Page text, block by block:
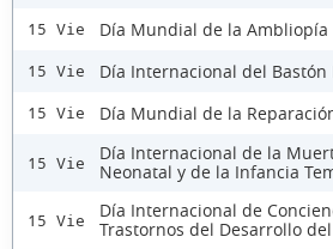
15 Vie Día Mundial de la Ambliopía
15 Vie Día Internacional del Bastón
15 Vie Día Mundial de la
15 Vie
Día Internacional de la
Neonatal y de la Infancia
15 Vie
Día Internacional de
Trastornos del Desarrollo